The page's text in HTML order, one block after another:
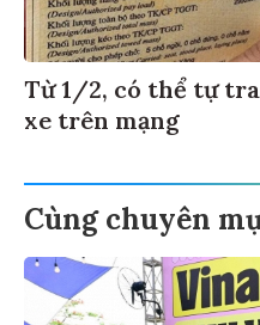
Từ 1/2, có thể tự
xe trên mạng
Cùng chuyên